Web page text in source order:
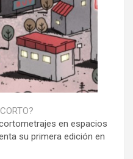
en espacios
su primera edición en